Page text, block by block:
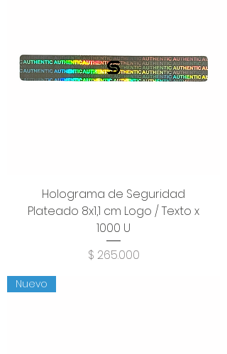
Holograma de Seguridad
Plateado 8x1,1 cm Logo / Texto x
1000 U
Precio
$ 265.000
Nuevo